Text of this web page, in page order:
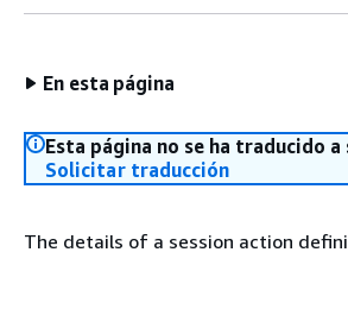
En esta página
Esta página no se ha traducido a
Solicitar traducción
The details of a session action